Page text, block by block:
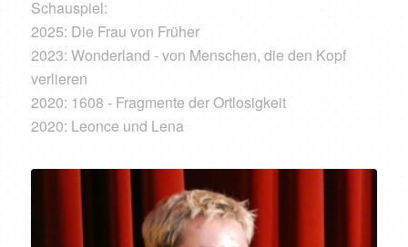
Schauspiel:
2025: Die Frau von Früher
2023: Wonderland - von Menschen, die den Kopf
verlieren
2020: 1608 - Fragmente der Ortlosigkeit
2020: Leonce und Lena